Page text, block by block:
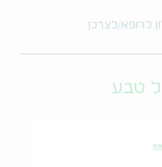
לרופא/לצרכן
טבע